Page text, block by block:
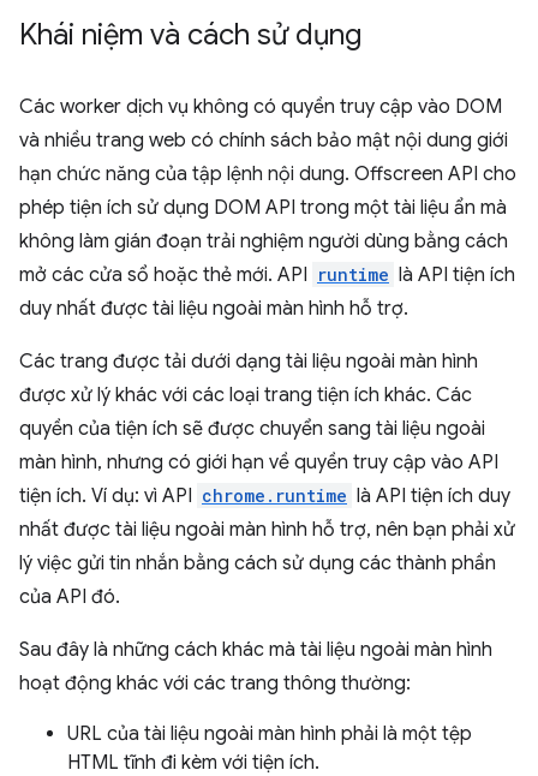
Khái niệm và cách sử dụng
Các worker dịch vụ không có quyền truy cập vào DOM
và nhiều trang web có chính sách bảo mật nội dung giới
hạn chức năng của tập lệnh nội dung. Offscreen API cho
phép tiện ích sử dụng DOM API trong một tài liệu ẩn mà
không làm gián đoạn trải nghiệm người dùng bằng cách
mở các cửa sổ hoặc thẻ mới. API runtime là API tiện ích
duy nhất được tài liệu ngoài màn hình hỗ trợ.
Các trang được tải dưới dạng tài liệu ngoài màn hình
được xử lý khác với các loại trang tiện ích khác. Các
quyền của tiện ích sẽ được chuyển sang tài liệu ngoài
màn hình, nhưng có giới hạn về quyền truy cập vào API
tiện ích. Ví dụ: vì API chrome.runtime là API tiện ích duy
nhất được tài liệu ngoài màn hình hỗ trợ, nên bạn phải xử
lý việc gửi tin nhắn bằng cách sử dụng các thành phần
của API đó.
Sau đây là những cách khác mà tài liệu ngoài màn hình
hoạt động khác với các trang thông thường:
URL của tài liệu ngoài màn hình phải là một tệp
HTML tĩnh đi kèm với tiện ích.